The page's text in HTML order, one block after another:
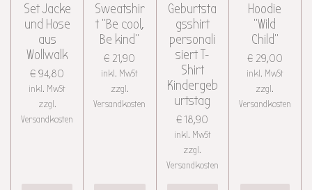
Set Jacke
und Hose
aus
Wollwalk
€ 94,80
inkl. MwSt
zzgl.
Versandkosten
Sweatshir
t "Be cool,
Be kind"
€ 21,90
inkl. MwSt
zzgl.
Versandkosten
Geburtsta
gsshirt
personali
siert T-
Shirt
Kindergeb
urtstag
€ 18,90
inkl. MwSt
zzgl.
Versandkosten
Hoodie
"Wild
Child"
€ 29,00
inkl. MwSt
zzgl.
Versandkosten